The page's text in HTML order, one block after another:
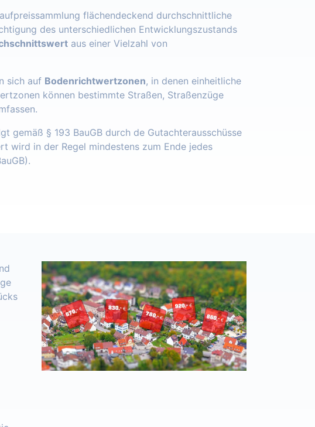
flächendeckend durchschnittliche
des unterschiedlichen Entwicklungszustands
aus einer Vielzahl von
sich auf Bodenrichtwertzonen, in denen einheitliche
können bestimmte Straßen, Straßenzüge
gemäß § 193 BauGB durch de Gutachterausschüsse
wird in der Regel mindestens zum Ende jedes